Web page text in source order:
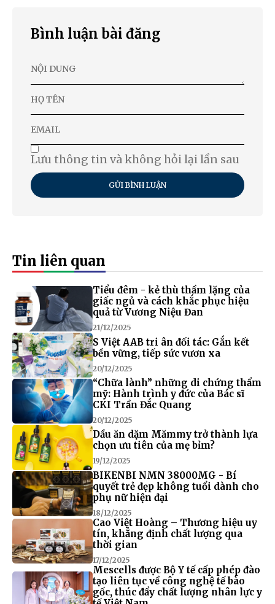
Bình luận bài đăng
Lưu thông tin và không hỏi lại lần sau
GỬI BÌNH LUẬN
Tin liên quan
Tiểu đêm - kẻ thù thầm lặng của
giấc ngủ và cách khắc phục hiệu
quả từ Vương Niệu Đan
21/12/2025
S Việt AAB tri ân đối tác: Gắn kết
bền vững, tiếp sức vươn xa
20/12/2025
“Chữa lành” những di chứng thẩm
mỹ: Hành trình y đức của Bác sĩ
CKI Trần Đắc Quang
20/12/2025
Dầu ăn dặm Mămmy trở thành lựa
chọn ưu tiên của mẹ bỉm?
19/12/2025
BIKENBI NMN 38000MG - Bí
quyết trẻ đẹp không tuổi dành cho
phụ nữ hiện đại
18/12/2025
Cao Việt Hoàng – Thương hiệu uy
tín, khẳng định chất lượng qua
thời gian
17/12/2025
Mescells được Bộ Y tế cấp phép đào
tạo liên tục về công nghệ tế bào
gốc, thúc đẩy chất lượng nhân lực y